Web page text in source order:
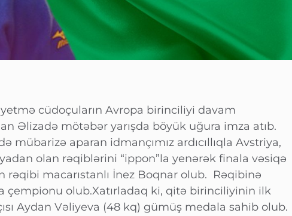
cüdoçuların Avropa birinciliyi davam
Əlizadə mötəbər yarışda böyük uğura imza atıb.
mübarizə aparan idmançımız ardıcıllıqla Avstriya,
olan rəqiblərini “ippon”la yenərək finala vəsiqə
rəqibi macarıstanlı İnez Boqnar olub. Rəqibinə
olub.Xatırladaq ki, qitə birinciliyinin ilk
Aydan Vəliyeva (48 kq) gümüş medala sahib olub.